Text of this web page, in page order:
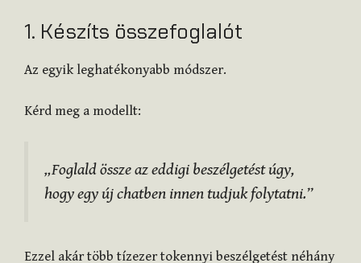
1. Készíts összefoglalót
Az egyik leghatékonyabb módszer.
Kérd meg a modellt:
„Foglald össze az eddigi beszélgetést úgy,
hogy egy új chatben innen tudjuk folytatni.”
Ezzel akár több tízezer tokennyi beszélgetést néhány